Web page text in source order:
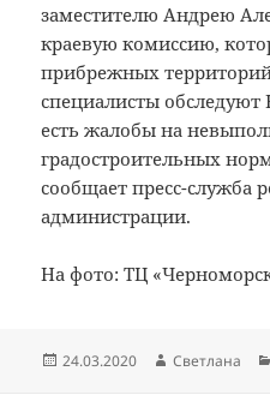
заместителю Андрею
краевую комиссию,
прибрежных
специалисты обследуют
есть жалобы на
градостроительных
сообщает пресс-служба
администрации.
На фото: ТЦ
Опубликовано
24.03.2020 Автор
Светлана